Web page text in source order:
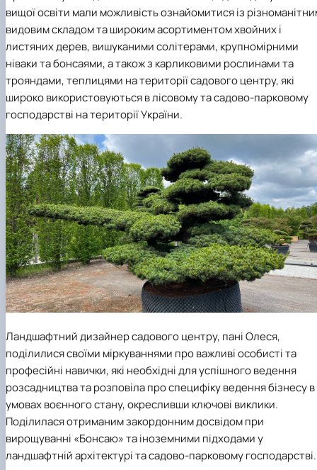
вищої освіти мали можливість ознайомитися із
видовим складом та широким асортиментом хвойних і
листяних дерев, вишуканими солітерами, крупномірними
ніваки та бонсаями, а також з карликовими рослинами та
трояндами, теплицями на території садового центру, які
широко використовуються в лісовому та садово-парковому
господарстві на території України.
Ландшафтний дизайнер садового центру, пані Олеся,
поділилися своїми міркуваннями про важливі особисті та
професійні навички, які необхідні для успішного ведення
розсадництва та розповіла про специфіку ведення бізнесу в
умовах воєнного стану, окресливши ключові виклики.
Поділилася отриманим закордонним досвідом при
вирощуванні «Бонсаю» та іноземними підходами у
ландшафтній архітектурі та садово-парковому господарстві.